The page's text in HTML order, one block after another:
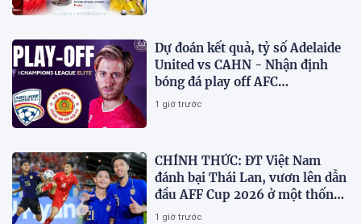
Dự đoán kết quả, tỷ số Adelaide
United vs CAHN - Nhận định
bóng đá play off AFC
Champions League
1 giờ trước
CHÍNH THỨC: ĐT Việt Nam
đánh bại Thái Lan, vươn lên dẫn
đầu AFF Cup 2026 ở một thống
kê
1 giờ trước